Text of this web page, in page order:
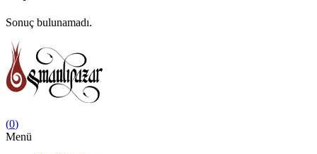
Sonuç bulunamadı.
(0)
Menü